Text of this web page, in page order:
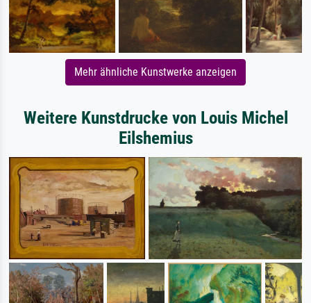
Mehr ähnliche Kunstwerke anzeigen
Weitere Kunstdrucke von Louis Michel
Eilshemius